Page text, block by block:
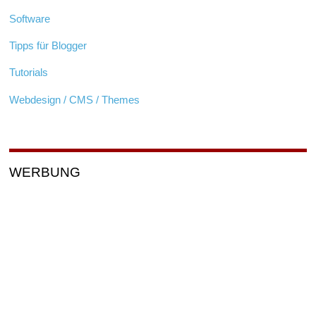
Software
Tipps für Blogger
Tutorials
Webdesign / CMS / Themes
WERBUNG